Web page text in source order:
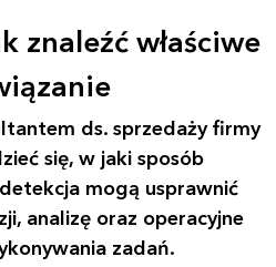
znaleźć właściwe
ds. sprzedaży firmy
się, w jaki sposób
mogą usprawnić
analizę oraz operacyjne
zadań.